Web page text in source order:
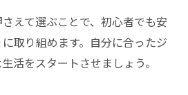
えて選ぶことで、初心者でも安
取り組めます。自分に合ったジ
活をスタートさせましょう。